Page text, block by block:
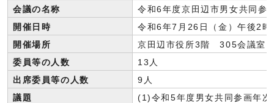
会議の名称
令和6年度京田辺市男女共同参
開催日時
令和6年7月26日（金）午後2時
開催場所
京田辺市役所3階 305会議室
委員等の人数
13人
出席委員等の人数
9人
議題
(1)令和5年度男女共同参画年次